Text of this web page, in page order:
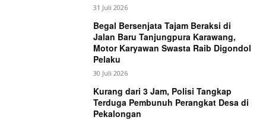
31 Juli 2026
Begal Bersenjata Tajam Beraksi di
Jalan Baru Tanjungpura Karawang,
Motor Karyawan Swasta Raib Digondol
Pelaku
30 Juli 2026
Kurang dari 3 Jam, Polisi Tangkap
Terduga Pembunuh Perangkat Desa di
Pekalongan